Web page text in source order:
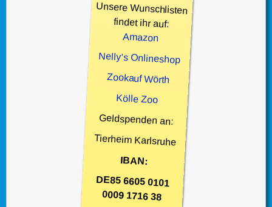
Unsere Wunschlisten
findet ihr auf:
Amazon
Nelly’s Onlineshop
Zookauf Wörth
Kölle Zoo
Geldspenden an:
Tierheim Karlsruhe
IBAN:
DE85 6605 0101
0009 1716 38